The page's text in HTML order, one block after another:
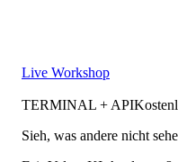
Live Workshop
TERMINAL + API
Sieh, was andere nicht